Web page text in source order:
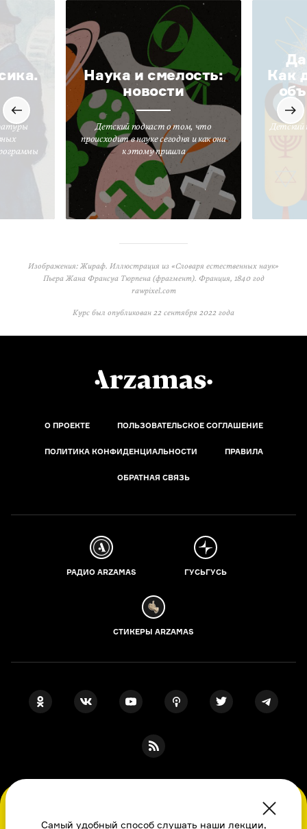
Во время посещения сайта вы соглашаетесь
с использованием нами файлов
Самый удобный способ слушать наши лекции,
Наука и смелость:
новости
Детский подкаст о том, что
происходит в науке сегодня и как она
к этому пришла
Да
Как
Детский
Изображения: Жираф. Иллюстрация из «Словаря естественных наук»
Пьера Жана Франсуа Тюрпена (фрагмент). Франция, 1840 год
rawpixel.com
Курс был опубликован 22 сентября 2022 года
О ПРОЕКТЕ ПОЛЬЗОВАТЕЛЬСКОЕ СОГЛАШЕНИЕ
ПОЛИТИКА КОНФИДЕНЦИАЛЬНОСТИ ПРАВИЛА
ОБРАТНАЯ СВЯЗЬ
РАДИО ARZAMAS ГУСЬГУСЬ
СТИКЕРЫ ARZAMAS